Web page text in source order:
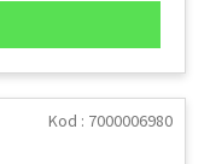
Kod : 7000006980